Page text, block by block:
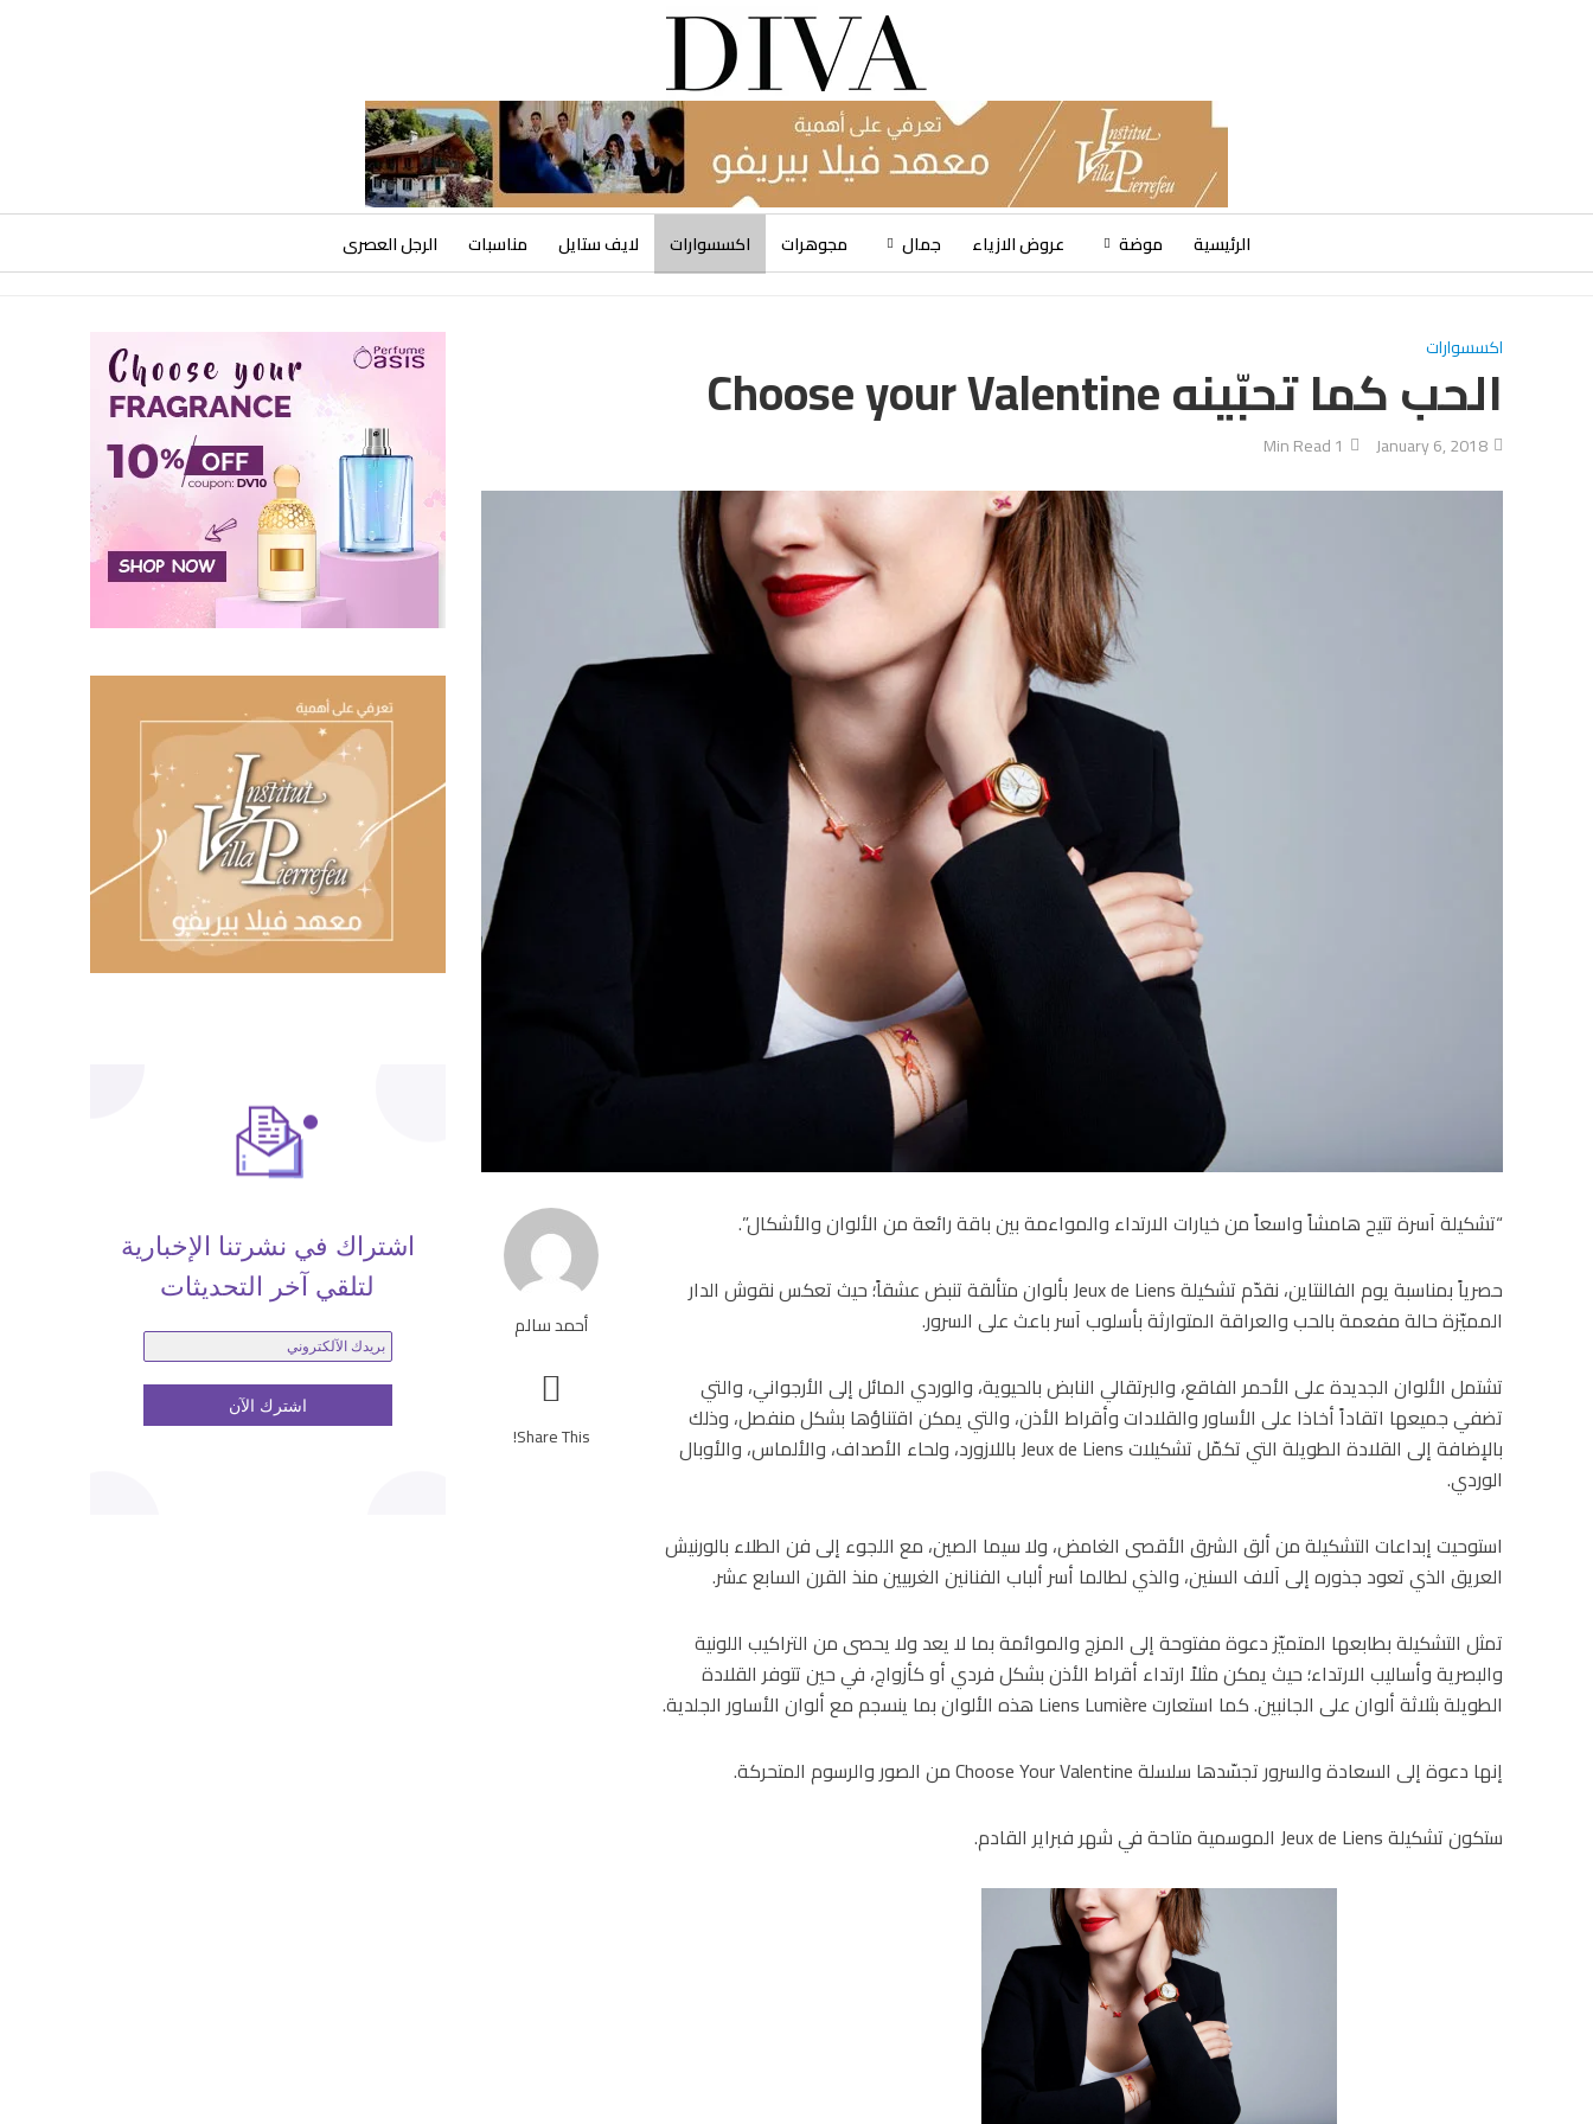
الرئيسية موضة عروض الازياء جمال مجوهرات اكسسوارات لايف ستايل مناسبات الرجل العصرى
اشتراك في نشرتنا الإخبارية
لتلقي آخر التحديثات
اكسسوارات
الحب كما تحبّينه Choose your Valentine
January 6, 2018
1 Min Read
أحمد سالم
Share This!
“تشكيلة آسرة تتيح هامشاً واسعاً من خيارات الارتداء والمواءمة بين باقة رائعة من الألوان والأشكال”.
حصرياً بمناسبة يوم الفالنتاين، نقدّم تشكيلة Jeux de Liens بألوان متألقة تنبض عشقاً؛ حيث تعكس نقوش الدار
المميّزة حالة مفعمة بالحب والعراقة المتوارثة بأسلوب آسر باعث على السرور.
تشتمل الألوان الجديدة على الأحمر الفاقع، والبرتقالي النابض بالحيوية، والوردي المائل إلى الأرجواني، والتي
تضفي جميعها اتقاداً أخاذا على الأساور والقلادات وأقراط الأذن، والتي يمكن اقتناؤها بشكل منفصل، وذلك
بالإضافة إلى القلادة الطويلة التي تكمّل تشكيلات Jeux de Liens باللازورد، ولحاء الأصداف، والألماس، والأوبال
الوردي.
استوحيت إبداعات التشكيلة من ألق الشرق الأقصى الغامض، ولا سيما الصين، مع اللجوء إلى فن الطلاء بالورنيش
العريق الذي تعود جذوره إلى آلاف السنين، والذي لطالما أسر ألباب الفنانين الغربيين منذ القرن السابع عشر.
تمثل التشكيلة بطابعها المتميّز دعوة مفتوحة إلى المزج والموائمة بما لا يعد ولا يحصى من التراكيب اللونية
والبصرية وأساليب الارتداء؛ حيث يمكن مثلاً ارتداء أقراط الأذن بشكل فردي أو كأزواج، في حين تتوفر القلادة
الطويلة بثلاثة ألوان على الجانبين. كما استعارت Liens Lumière هذه الألوان بما ينسجم مع ألوان الأساور الجلدية.
إنها دعوة إلى السعادة والسرور تجسّدها سلسلة Choose Your Valentine من الصور والرسوم المتحركة.
ستكون تشكيلة Jeux de Liens الموسمية متاحة في شهر فبراير القادم.